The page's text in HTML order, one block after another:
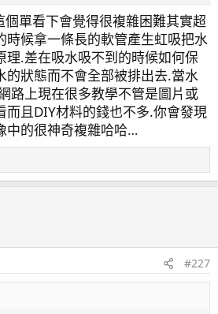
小魚缸越來越有感覺
單看下會覺得很複雜困難其實超
時候拿一條長的軟管產生虹吸把水
理.差在吸水吸不到的時候如何保
的狀態而不會全部被排出去.當水
路上現在很多教學不管是圖片或
而且DIY材料的錢也不多.你會發現
中的很神奇複雜哈哈…
#227